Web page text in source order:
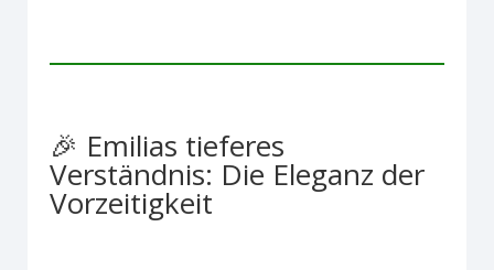
🎉 Emilias tieferes
Verständnis: Die Eleganz der
Vorzeitigkeit